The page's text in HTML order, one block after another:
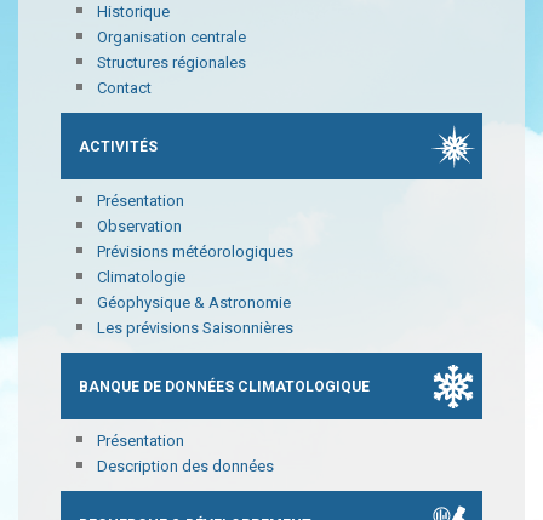
Historique
Organisation centrale
Structures régionales
Contact
ACTIVITÉS
Présentation
Observation
Prévisions météorologiques
Climatologie
Géophysique & Astronomie
Les prévisions Saisonnières
BANQUE DE DONNÉES CLIMATOLOGIQUE
Présentation
Description des données